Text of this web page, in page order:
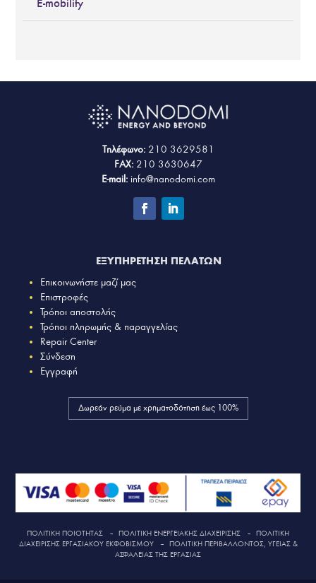
Τηλέφωνο: 210 3629581
FAX: 210 3630647
E-mail: info@nanodomi.com
ΕΞΥΠΗΡΕΤΗΣΗ ΠΕΛΑΤΩΝ
Επικοινωνήστε μαζί μας
Επιστροφές
Τρόποι αποστολής
Τρόποι πληρωμής & παραγγελίας
Repair Center
Σύνδεση
Εγγραφή
Δωρεάν ρεύμα με χρηματοδότηση έως 100%
ΠΟΛΙΤΙΚΗ ΠΟΙΟΤΗΤΑΣ – ΠΟΛΙΤΙΚΗ ΕΝΕΡΓΕΙΑΚΗΣ ΔΙΑΧΕΙΡΙΣΗΣ – ΠΟΛΙΤΙΚΗ
ΔΙΑΧΕΙΡΙΣΗΣ ΕΡΓΑΣΙΑΚΟΥ ΕΚΦΟΒΙΣΜΟΥ– ΠΟΛΙΤΙΚΗ ΠΕΡΙΒΑΛΛΟΝΤΟΣ, ΥΓΕΙΑΣ &
ΑΣΦΑΛΕΙΑΣ ΤΗΣ ΕΡΓΑΣΙΑΣ